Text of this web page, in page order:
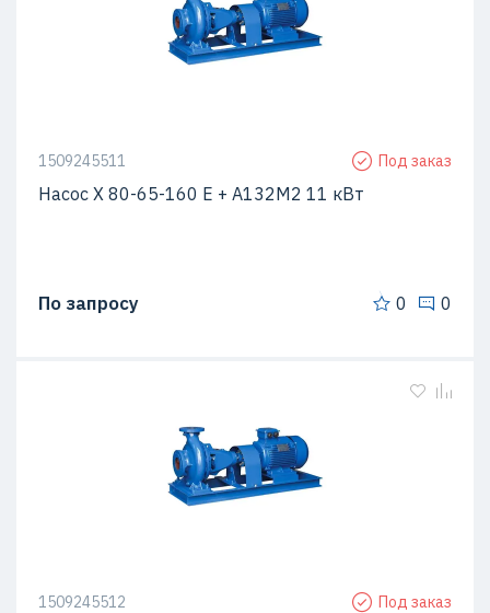
1509245511 Под заказ
Насос Х 80-65-160 Е + А132М2 11 кВт
По запросу 0 0
1509245512 Под заказ